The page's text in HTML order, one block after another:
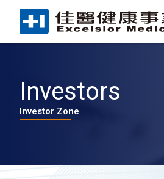
Investors
Investor Zone